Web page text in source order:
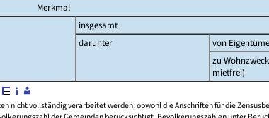
Merkmal
insgesamt
darunter
von
zu
mietfrei)
nicht vollständig verarbeitet werden, obwohl die Anschriften für die